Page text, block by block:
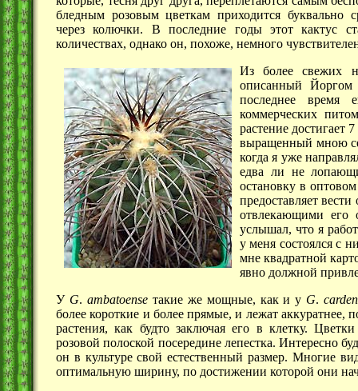
бледным розовым цветкам приходится буквально
через колючки. В последние годы этот кактус
количествах, однако он, похоже, немного
Из более свежих
описанный
последнее время
коммерческих
растение достигает 7
выращенный мною
когда я уже
едва ли не
остановку в
предоставляет
отвлекающими его
услышал, что я
у меня состоялся с
мне квадратной
явно должной
У G. ambatoenseтакие же мощные, как и у G.
более короткие и более прямые, и лежат аккуратнее,
растения, как будто заключая его в клетку.
розовой полоской посередине лепестка. Интересно
он в культуре свой естественный размер. Многие
оптимальную ширину, по достижении которой они